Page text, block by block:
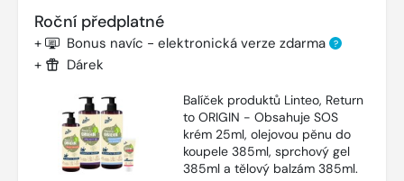
Roční předplatné
+ Bonus navíc - elektronická verze zdarma ?
+ Dárek
Balíček produktů Linteo, Return
to ORIGIN - Obsahuje SOS
krém 25ml, olejovou pěnu do
koupele 385ml, sprchový gel
385ml a tělový balzám 385ml.